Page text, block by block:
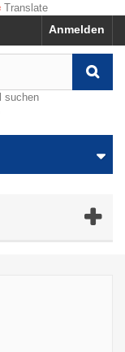
Translate
Anmelden
suchen